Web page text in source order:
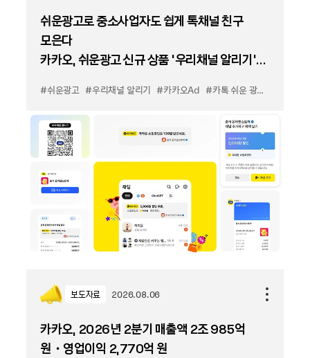
쉬운광고로 중소사업자도 쉽게 톡채널 친구
모은다
카카오, 쉬운광고 신규 상품 '우리채널 알리기'
#쉬운광고 #우리채널 알리기 #카카오Ad #카톡 쉬운 광고
보도자료 2026.08.06
카카오, 2026년 2분기 매출액 2조 985억
원・영업이익 2,770억 원